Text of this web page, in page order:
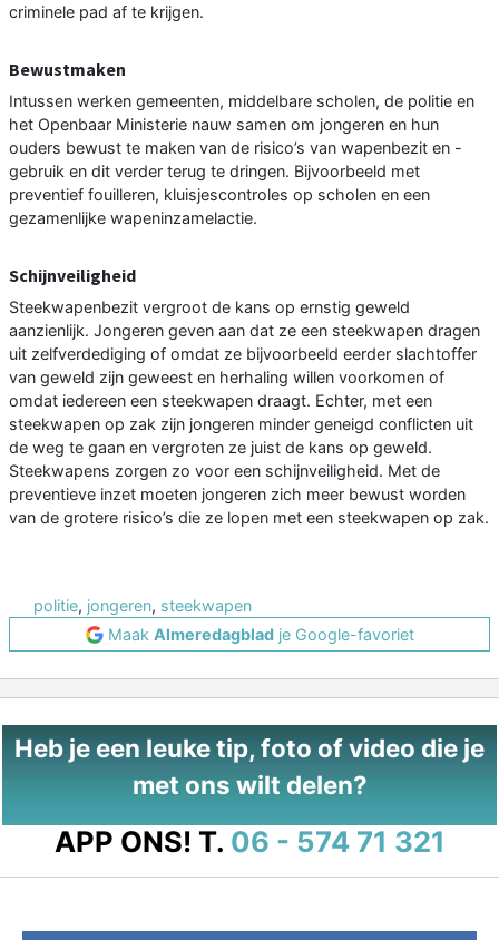
criminele pad af te krijgen.
Bewustmaken
Intussen werken gemeenten, middelbare scholen, de politie en
het Openbaar Ministerie nauw samen om jongeren en hun
ouders bewust te maken van de risico’s van wapenbezit en -
gebruik en dit verder terug te dringen. Bijvoorbeeld met
preventief fouilleren, kluisjescontroles op scholen en een
gezamenlijke wapeninzamelactie.
Schijnveiligheid
Steekwapenbezit vergroot de kans op ernstig geweld
aanzienlijk. Jongeren geven aan dat ze een steekwapen dragen
uit zelfverdediging of omdat ze bijvoorbeeld eerder slachtoffer
van geweld zijn geweest en herhaling willen voorkomen of
omdat iedereen een steekwapen draagt. Echter, met een
steekwapen op zak zijn jongeren minder geneigd conflicten uit
de weg te gaan en vergroten ze juist de kans op geweld.
Steekwapens zorgen zo voor een schijnveiligheid. Met de
preventieve inzet moeten jongeren zich meer bewust worden
van de grotere risico’s die ze lopen met een steekwapen op zak.
politie, jongeren, steekwapen
Maak Almeredagbladje Google-favoriet
Heb je een leuke tip, foto of video die je
met ons wilt delen?
APP ONS! T. 06 - 574 71 321